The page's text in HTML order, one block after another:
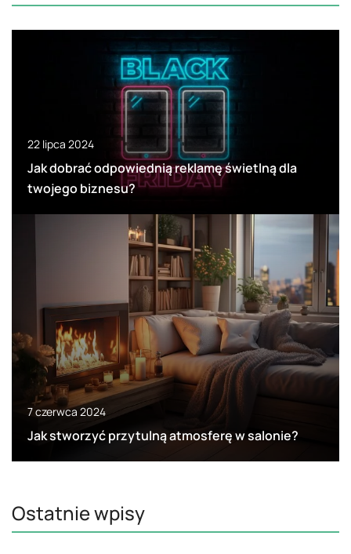
22 lipca 2024
Jak dobrać odpowiednią reklamę świetlną dla
twojego biznesu?
7 czerwca 2024
Jak stworzyć przytulną atmosferę w salonie?
Ostatnie wpisy